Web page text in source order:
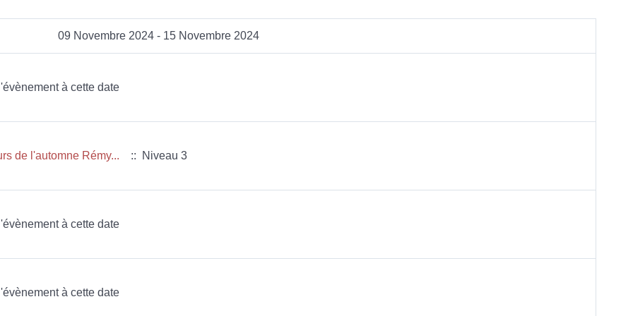
09 Novembre 2024 - 15 Novembre 2024
à cette date
de l'automne Rémy... :: Niveau 3
à cette date
à cette date